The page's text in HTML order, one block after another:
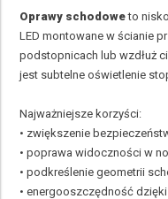
Oprawy schodoweto
LED montowane w ścianie
podstopnicach lub wzdłuż
jest subtelne oświetlenie
Najważniejsze korzyści:
• zwiększenie
• poprawa widoczności w
• podkreślenie geometrii
• energooszczędność dzięki